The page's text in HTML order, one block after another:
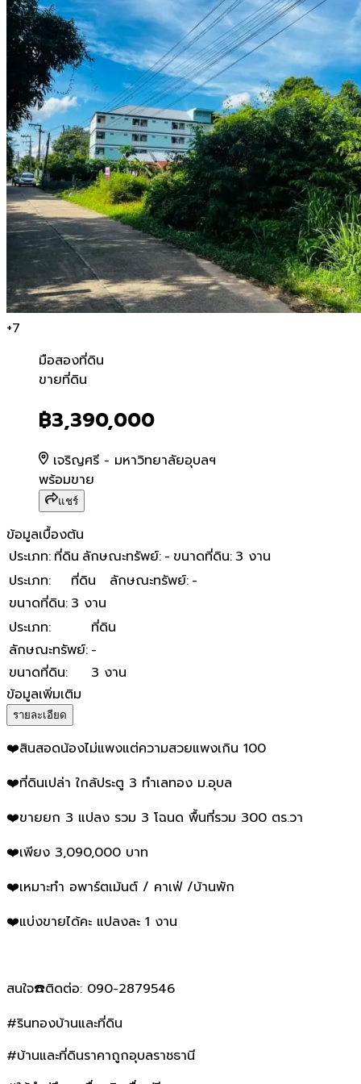
+7
มือสองที่ดิน
ขายที่ดิน
ขายที่ดิน
฿3,390,000
เจริญศรี - มหาวิทยาลัยอุบลฯ
พร้อมขาย
แชร์
ข้อมูลเบื้องต้น
ประเภท: ที่ดิน ลักษณะทรัพย์: - ขนาดที่ดิน: 3 งาน
ประเภท: ที่ดิน ลักษณะทรัพย์: -
ขนาดที่ดิน: 3 งาน
ประเภท:
ที่ดิน
ลักษณะทรัพย์: -
ขนาดที่ดิน:
3 งาน
ข้อมูลเพิ่มเติม
รายละเอียด
❤️สินสอดน้องไม่แพงแต่ความสวยแพงเกิน 100
❤️ที่ดินเปล่า ใกล้ประตู 3 ทำเลทอง ม.อุบล
❤️ขายยก 3 แปลง รวม 3 โฉนด พื้นที่รวม 300 ตร.วา
❤️เพียง 3,090,000 บาท
❤️เหมาะทำ อพาร์ตเม้นต์ / คาเฟ่ /บ้านพัก
❤️แบ่งขายได้คะ แปลงละ 1 งาน
สนใจ☎️ติดต่อ: 090-2879546
#รินทองบ้านและที่ดิน
#บ้านและที่ดินราคาถูกอุบลราชธานี